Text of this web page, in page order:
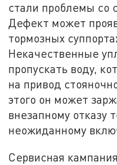
стали проблемы со
Дефект может
тормозных
Некачественные
пропускать воду,
на привод
этого он может
внезапному отказу
неожиданному
Сервисная